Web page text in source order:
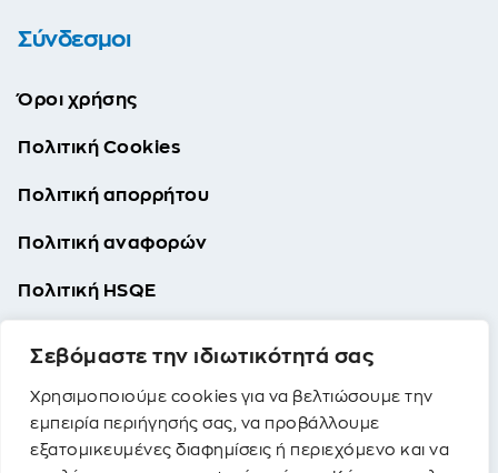
Σεβόμαστε την ιδιωτικότητά σας
Χρησιμοποιούμε cookies για να βελτιώσουμε την
εμπειρία περιήγησής σας, να προβάλλουμε
εξατομικευμένες διαφημίσεις ή περιεχόμενο και να
Σύνδεσμοι
Όροι χρήσης
Πολιτική Cookies
Πολιτική απορρήτου
Πολιτική αναφορών
Πολιτική HSQE